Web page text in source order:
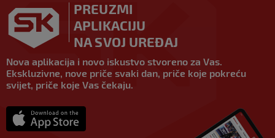
PREUZMI
APLIKACIJU
NA SVOJ UREĐAJ
Nova aplikacija i novo iskustvo stvoreno za Vas.
Ekskluzivne, nove priče svaki dan, priče koje pokreću
svijet, priče koje Vas čekaju.